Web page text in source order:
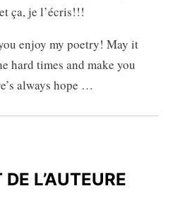
ça, je l’écris!!!
enjoy my poetry! May it
hard times and make you
always hope …
L’AUTEURE